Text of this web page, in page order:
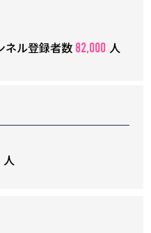
ル登録者数 82,000 人
人